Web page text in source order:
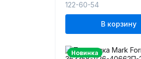
122-60-54
В корзину
Новинка